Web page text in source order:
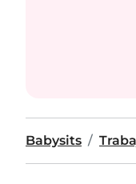
Babysits